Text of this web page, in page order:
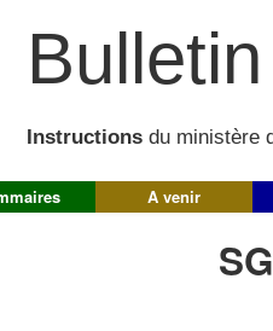
Instructions du ministère
A venir